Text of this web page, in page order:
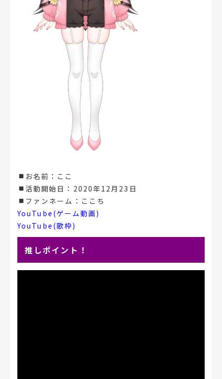
お名前：ここ
活動開始日：2020年12月23日
ファンネーム：ここち
YouTube(ゲーム動画)
YouTube(歌枠)
推しポイント！